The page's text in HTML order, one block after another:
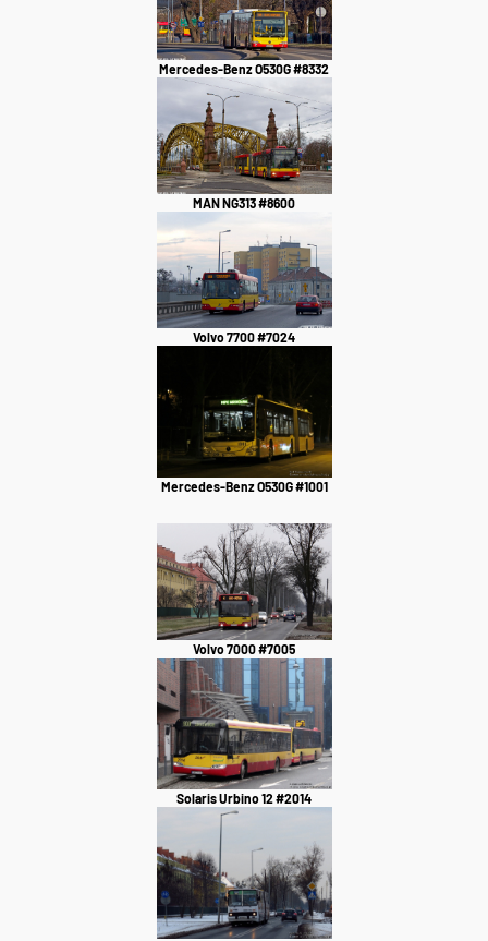
Mercedes-Benz O530G #8332
MAN NG313 #8600
Volvo 7700 #7024
Mercedes-Benz O530G #1001
Volvo 7000 #7005
Solaris Urbino 12 #2014